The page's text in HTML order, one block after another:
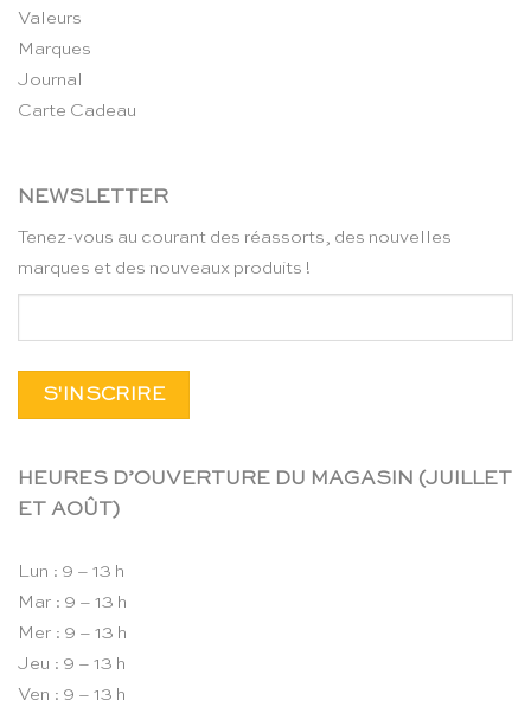
Valeurs
Marques
Journal
Carte Cadeau
NEWSLETTER
Tenez-vous au courant des réassorts, des nouvelles
marques et des nouveaux produits !
HEURES D’OUVERTURE DU MAGASIN (JUILLET
ET AOÛT)
Lun : 9 – 13 h
Mar : 9 – 13 h
Mer : 9 – 13 h
Jeu : 9 – 13 h
Ven : 9 – 13 h